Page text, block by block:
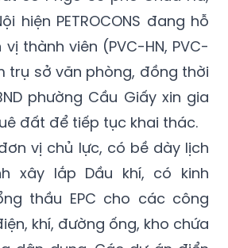
thành viên (PVC-HN, PVC-
trụ sở văn phòng, đồng thời
phường Cầu Giấy xin gia
đất để tiếp tục khai thác.
đơn vị chủ lực, có bề dày lịch
xây lắp Dầu khí, có kinh
thầu EPC cho các công
khí, đường ống, kho chứa
dân dụng. Các dự án điển
và đơn vị thành viên đã